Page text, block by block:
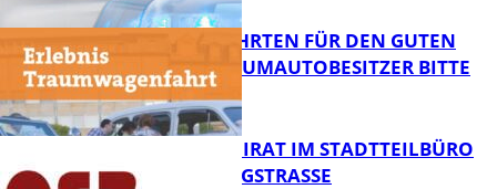
FB News
SPENDENFAHRTEN FÜR DEN GUTEN
ZWECK – TRAUMAUTOBESITZER BITTE
MELDEN!
SENIORENBEIRAT IM STADTTEILBÜRO
IN DER KÖNIGSTRASSE